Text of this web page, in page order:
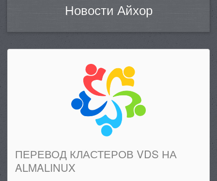
Новости Айхор
ПЕРЕВОД КЛАСТЕРОВ VDS НА
ALMALINUX